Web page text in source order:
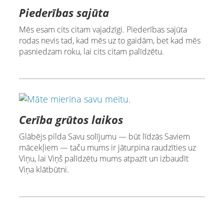
Piederības sajūta
Mēs esam cits citam vajadzīgi. Piederības sajūta
rodas nevis tad, kad mēs uz to gaidām, bet kad mēs
pasniedzam roku, lai cits citam palīdzētu.
Cerība grūtos laikos
Glābējs pilda Savu solījumu — būt līdzās Saviem
mācekļiem — taču mums ir jāturpina raudzīties uz
Viņu, lai Viņš palīdzētu mums atpazīt un izbaudīt
Viņa klātbūtni.